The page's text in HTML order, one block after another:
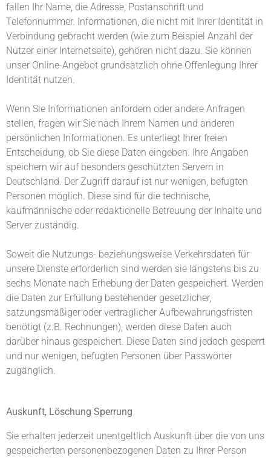
fallen Ihr Name, die Adresse, Postanschrift und
Telefonnummer. Informationen, die nicht mit Ihrer Identität in
Verbindung gebracht werden (wie zum Beispiel Anzahl der
Nutzer einer Internetseite), gehören nicht dazu. Sie können
unser Online-Angebot grundsätzlich ohne Offenlegung Ihrer
Identität nutzen.
Wenn Sie Informationen anfordern oder andere Anfragen
stellen, fragen wir Sie nach Ihrem Namen und anderen
persönlichen Informationen. Es unterliegt Ihrer freien
Entscheidung, ob Sie diese Daten eingeben. Ihre Angaben
speichern wir auf besonders geschützten Servern in
Deutschland. Der Zugriff darauf ist nur wenigen, befugten
Personen möglich. Diese sind für die technische,
kaufmännische oder redaktionelle Betreuung der Inhalte und
Server zuständig.
Soweit die Nutzungs- beziehungsweise Verkehrsdaten für
unsere Dienste erforderlich sind werden sie längstens bis zu
sechs Monate nach Erhebung der Daten gespeichert. Werden
die Daten zur Erfüllung bestehender gesetzlicher,
satzungsmäßiger oder vertraglicher Aufbewahrungsfristen
benötigt (z.B. Rechnungen), werden diese Daten auch
darüber hinaus gespeichert. Diese Daten sind jedoch gesperrt
und nur wenigen, befugten Personen über Passwörter
zugänglich.
Auskunft, Löschung Sperrung
Sie erhalten jederzeit unentgeltlich Auskunft über die von uns
gespeicherten personenbezogenen Daten zu Ihrer Person